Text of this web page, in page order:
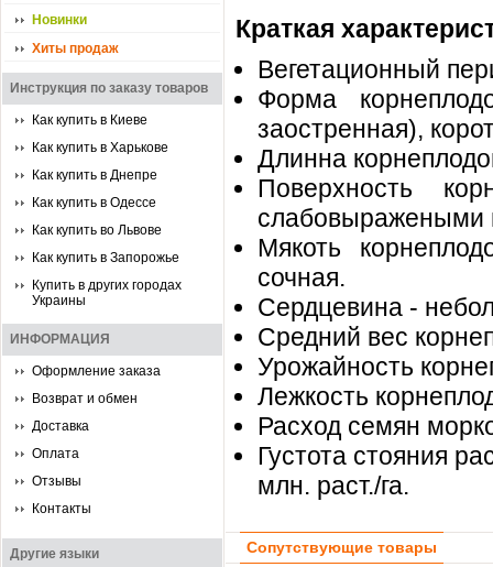
Новинки
Хиты продаж
Инструкция по заказу товаров
Как купить в Киеве
Как купить в Харькове
Как купить в Днепре
Как купить в Одессе
Как купить во Львове
Как купить в Запорожье
Купить в других городах
Украины
ИНФОРМАЦИЯ
Оформление заказа
Возврат и обмен
Доставка
Оплата
Отзывы
Контакты
Другие языки
Краткая
Вегетационный
Форма
заостренная),
Длинна
Поверхность
слабовыражеными
Мякоть
сочная.
Сердцевина -
Средний вес
Урожайность
Лежкость
Расход семян
Густота стояния
млн. раст./га.
Сопутствующие товары